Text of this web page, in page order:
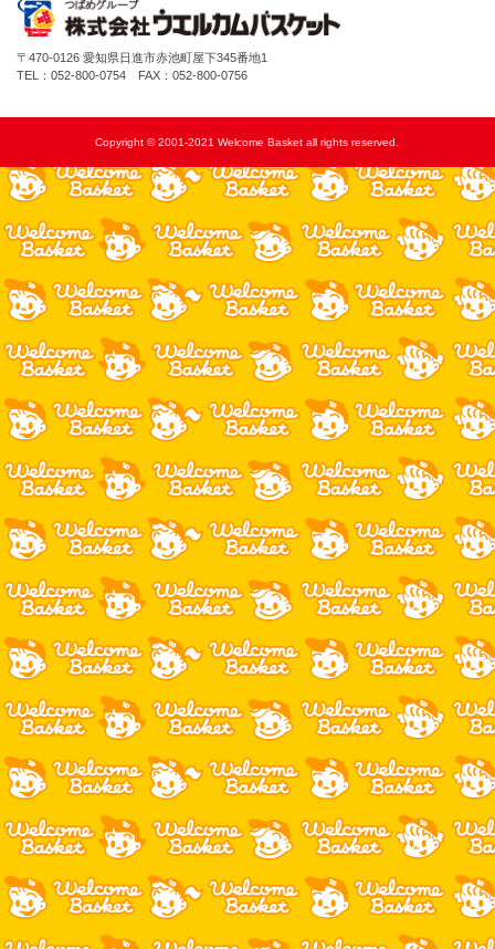
〒470-0126 愛知県日進市赤池町屋下345番地1
TEL：052-800-0754 FAX：052-800-0756
Copyright ©2001-2021 Welcome Basket all rights reserved.